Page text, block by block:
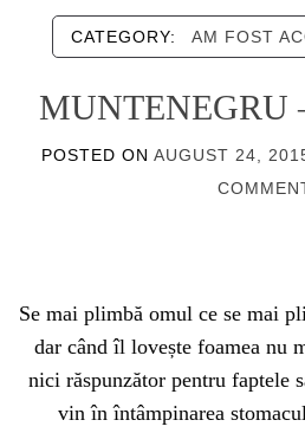
CATEGORY: AM FOST
MUNTENEGRU
POSTED ON AUGUST 24,
Se mai plimbă omul ce se mai
dar când îl lovește foamea nu
nici răspunzător pentru faptele
vin în întâmpinarea